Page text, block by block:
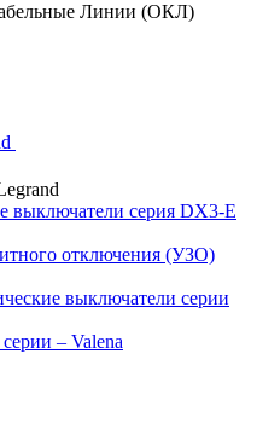
Линии (ОКЛ)
выключатели серия DX3-E
отключения (УЗО)
выключатели серии
– Valena